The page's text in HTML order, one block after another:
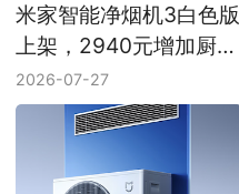
米家智能净烟机3白色版
上架，2940元增加厨房
新配色
2026-07-27